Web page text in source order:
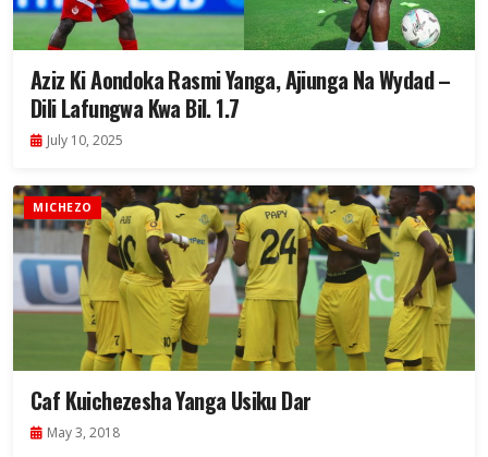
Aziz Ki Aondoka Rasmi Yanga, Ajiunga Na Wydad –
Dili Lafungwa Kwa Bil. 1.7
July 10, 2025
MICHEZO
Caf Kuichezesha Yanga Usiku Dar
May 3, 2018